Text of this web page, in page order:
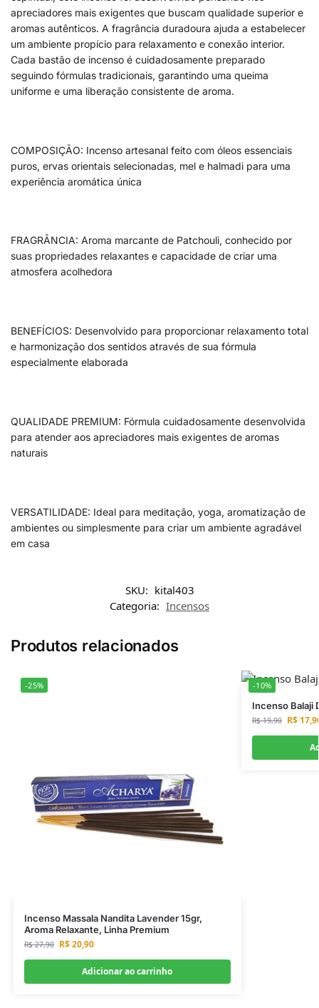
apreciadores mais exigentes que buscam qualidade superior e
aromas autênticos. A fragrância duradoura ajuda a estabelecer
um ambiente propício para relaxamento e conexão interior.
Cada bastão de incenso é cuidadosamente preparado
seguindo fórmulas tradicionais, garantindo uma queima
uniforme e uma liberação consistente de aroma.
COMPOSIÇÃO: Incenso artesanal feito com óleos essenciais
puros, ervas orientais selecionadas, mel e halmadi para uma
experiência aromática única
FRAGRÂNCIA: Aroma marcante de Patchouli, conhecido por
suas propriedades relaxantes e capacidade de criar uma
atmosfera acolhedora
BENEFÍCIOS: Desenvolvido para proporcionar relaxamento total
e harmonização dos sentidos através de sua fórmula
especialmente elaborada
QUALIDADE PREMIUM: Fórmula cuidadosamente desenvolvida
para atender aos apreciadores mais exigentes de aromas
naturais
VERSATILIDADE: Ideal para meditação, yoga, aromatização de
ambientes ou simplesmente para criar um ambiente agradável
em casa
SKU: kital403
Categoria: Incensos
Produtos relacionados
-25%
Incenso Massala Nandita Lavender 15gr,
Aroma Relaxante, Linha Premium
R$27,90 R$20,90
Adicionar ao carrinho
-10%
Incenso Balaji
R$19,90 R$